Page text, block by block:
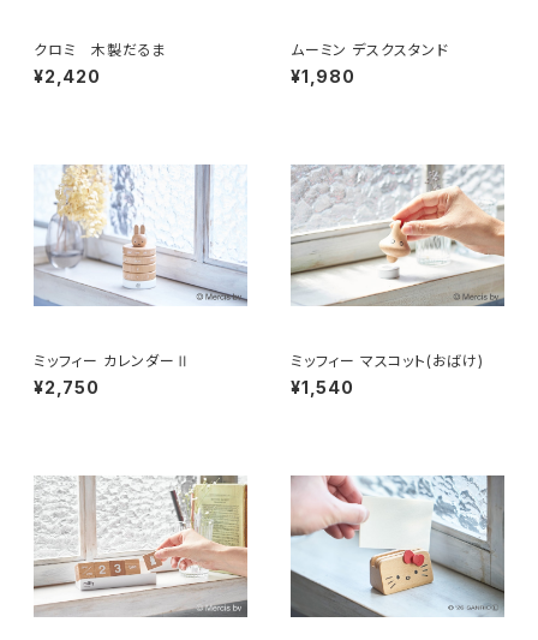
クロミ 木製だるま
¥2,420
ムーミン デスクスタンド
¥1,980
ミッフィー カレンダーⅡ
¥2,750
ミッフィー マスコット(おばけ)
¥1,540